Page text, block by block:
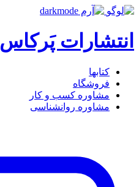
انتشارات پَرکاس
کتاب‎ها
فروشگاه
مشاوره کسب و کار
مشاوره روان‎شناسی